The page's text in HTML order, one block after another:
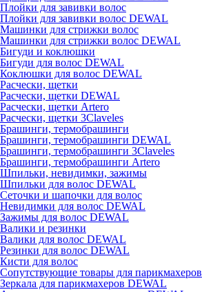
Плойки для завивки волос
Плойки для завивки волос DEWAL
Машинки для стрижки волос
Машинки для стрижки волос DEWAL
Бигуди и коклюшки
Бигуди для волос DEWAL
Коклюшки для волос DEWAL
Расчески, щетки
Расчески, щетки DEWAL
Расчески, щетки Artero
Расчески, щетки 3Claveles
Брашинги, термобрашинги
Брашинги, термобрашинги DEWAL
Брашинги, термобрашинги 3Claveles
Брашинги, термобрашинги Artero
Шпильки, невидимки, зажимы
Шпильки для волос DEWAL
Сеточки и шапочки для волос
Невидимки для волос DEWAL
Зажимы для волос DEWAL
Валики и резинки
Валики для волос DEWAL
Резинки для волос DEWAL
Кисти для волос
Сопутствующие товары для парикмахеров
Зеркала для парикмахеров DEWAL